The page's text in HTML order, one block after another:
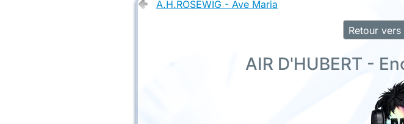
A.H.ROSEWIG - Ave Maria
Retour
AIR D'HUBERT -